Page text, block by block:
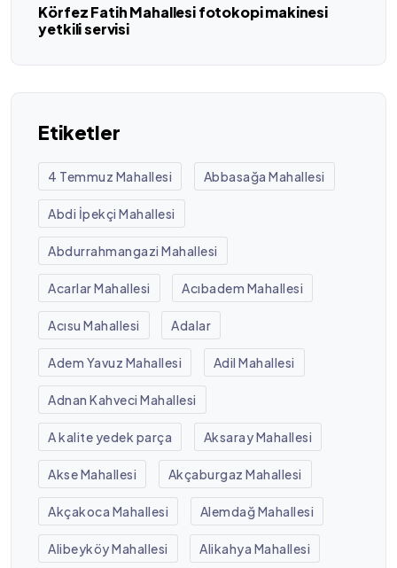
Körfez Fatih Mahallesi fotokopi makinesi
yetkili servisi
Etiketler
4 Temmuz Mahallesi Abbasağa Mahallesi
Abdi İpekçi Mahallesi
Abdurrahmangazi Mahallesi
Acarlar Mahallesi Acıbadem Mahallesi
Acısu Mahallesi Adalar
Adem Yavuz Mahallesi Adil Mahallesi
Adnan Kahveci Mahallesi
A kalite yedek parça Aksaray Mahallesi
Akse Mahallesi Akçaburgaz Mahallesi
Akçakoca Mahallesi Alemdağ Mahallesi
Alibeyköy Mahallesi Alikahya Mahallesi